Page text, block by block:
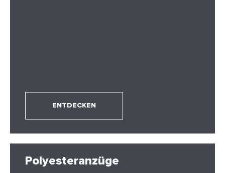
ENTDECKEN
Polyesteranzüge